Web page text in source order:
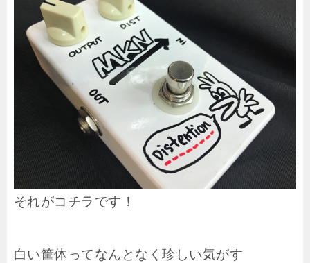
それがコチラです！
白い筐体ってなんとなく珍しい気がす